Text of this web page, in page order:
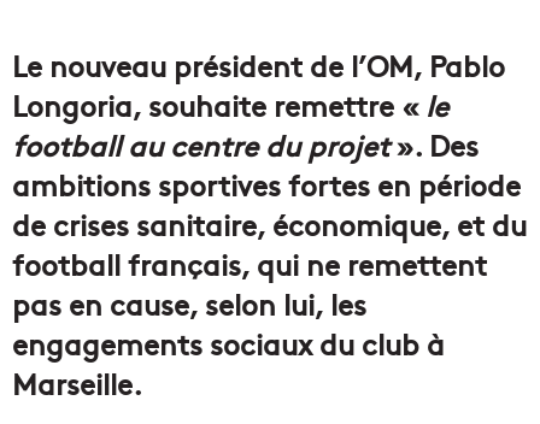
Le nouveau président de l’OM, Pablo
Longoria, souhaite remettre « le
football au centre du projet». Des
ambitions sportives fortes en période
de crises sanitaire, économique, et du
football français, qui ne remettent
pas en cause, selon lui, les
engagements sociaux du club à
Marseille.